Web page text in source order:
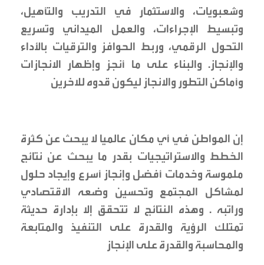
وشعبويات، والاستثمار في التدريب والتأهيل،
وتبسيط الإجراءات، والعمل الميداني وتسريع
التحول الرقمي، وربط الحوافز والترقيات بالأداء
والإنجاز. والبناء على ما أنجز وإظهار الانجازات
وأماكن التطور والانجاز ليكون قدوه للاخرين
إن المواطن في أي مكان عالميا لا يبحث عن كثرة
الخطط والاستراتيجيات بقدر ما يبحث عن نتائج
ملموسة وخدمات أفضل وإنجاز أسرع وإيجاد حلول
لمشاكل المجتمع وتحسين وضعه الاقتصادي
وراتبه . وهذه النتائج لا تتحقق إلا بإدارة حديثة
تمتلك الرؤية والقدرة على التنفيذ والمتابعة
والمحاسبة والقدرة على الإنجاز